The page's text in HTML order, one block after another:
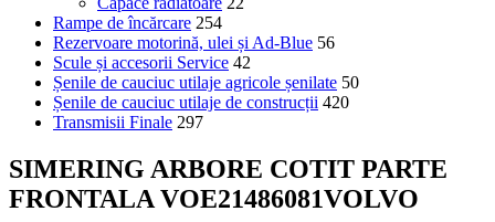
Rampe de încărcare 254
Rezervoare motorină, ulei și Ad-Blue 56
Scule și accesorii Service 42
Șenile de cauciuc utilaje agricole șenilate 50
Șenile de cauciuc utilaje de construcții 420
Transmisii Finale 297
SIMERING ARBORE COTIT PARTE
FRONTALA VOE21486081VOLVO